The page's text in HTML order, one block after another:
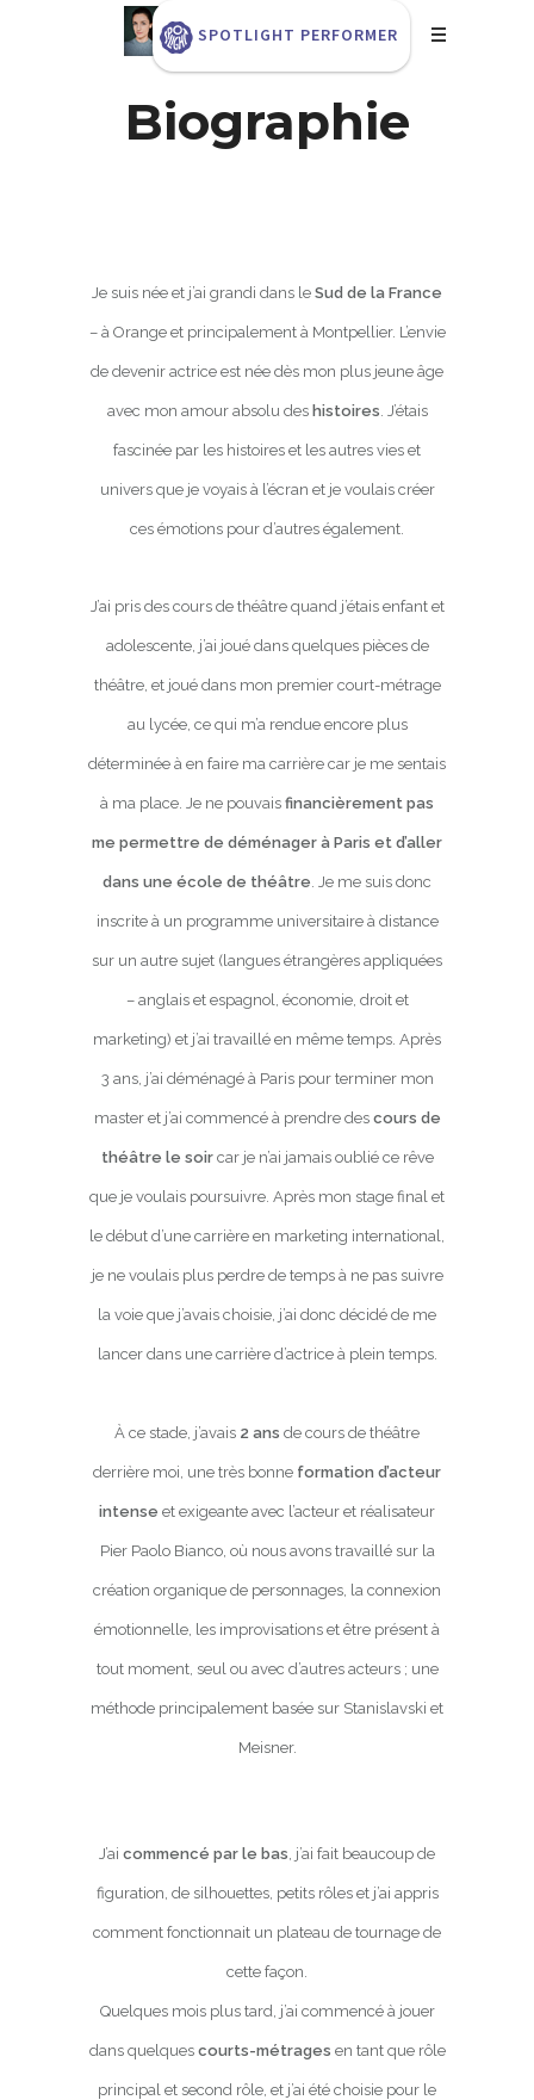
SPOTLIGHT PERFORMER
Biographie
Je suis née et j’ai grandi dans le Sud de la France
– à Orange et principalement à Montpellier. L’envie
de devenir actrice est née dès mon plus jeune âge
avec mon amour absolu des histoires. J’étais
fascinée par les histoires et les autres vies et
univers que je voyais à l’écran et je voulais créer
ces émotions pour d’autres également.
J’ai pris des cours de théâtre quand j’étais enfant et
adolescente, j’ai joué dans quelques pièces de
théâtre, et joué dans mon premier court-métrage
au lycée, ce qui m’a rendue encore plus
déterminée à en faire ma carrière car je me sentais
à ma place. Je ne pouvais financièrement pas
me permettre de déménager à Paris et d’aller
dans une école de théâtre. Je me suis donc
inscrite à un programme universitaire à distance
sur un autre sujet (langues étrangères appliquées
– anglais et espagnol, économie, droit et
marketing) et j’ai travaillé en même temps. Après
3 ans, j’ai déménagé à Paris pour terminer mon
master et j’ai commencé à prendre des cours de
théâtre le soircar je n’ai jamais oublié ce rêve
que je voulais poursuivre. Après mon stage final et
le début d’une carrière en marketing international,
je ne voulais plus perdre de temps à ne pas suivre
la voie que j’avais choisie, j’ai donc décidé de me
lancer dans une carrière d’actrice à plein temps.
À ce stade, j’avais 2 ans de cours de théâtre
derrière moi, une très bonne formation d’acteur
intense et exigeante avec l’acteur et réalisateur
Pier Paolo Bianco, où nous avons travaillé sur la
création organique de personnages, la connexion
émotionnelle, les improvisations et être présent à
tout moment, seul ou avec d’autres acteurs ; une
méthode principalement basée sur Stanislavski et
Meisner.
J’ai commencé par le bas, j’ai fait beaucoup de
figuration, de silhouettes, petits rôles et j’ai appris
comment fonctionnait un plateau de tournage de
cette façon.
Quelques mois plus tard, j’ai commencé à jouer
dans quelques courts-métrages en tant que rôle
principal et second rôle, et j’ai été choisie pour le